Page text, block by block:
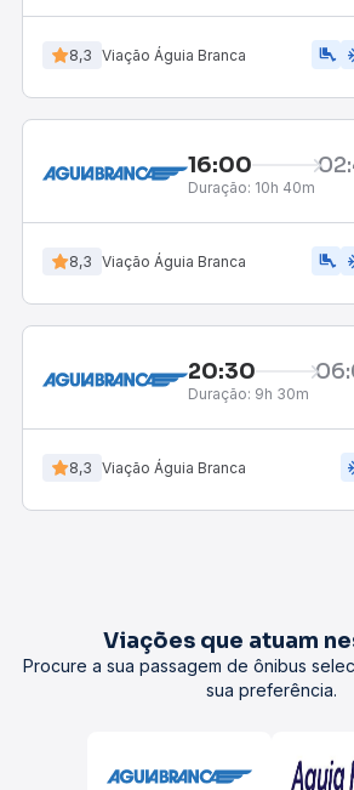
8,3 Viação Águia Branca airline_seat_legroom_extra
16:00
Duração: 10h 40m
8,3 Viação Águia Branca airline_seat_legroom_extra
20:30
Duração: 9h 30m
8,3 Viação Águia Branca
Viações que atuam
Procure a sua passagem de ônibus
sua preferência.